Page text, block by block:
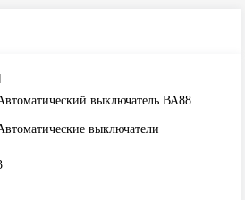
выключатель ВА88
выключатели